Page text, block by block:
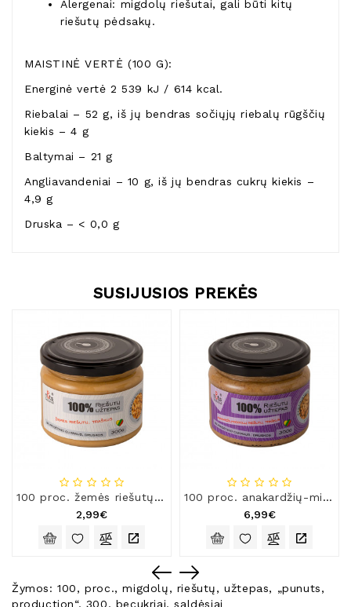
Alergenai: migdolų riešutai, gali būti kitų
riešutų pėdsakų.
MAISTINĖ VERTĖ (100 G):
Energinė vertė 2 539 kJ / 614 kcal.
Riebalai – 52 g, iš jų bendras sočiųjų riebalų rūgščių
kiekis – 4 g
Baltymai – 21 g
Angliavandeniai – 10 g, iš jų bendras cukrų kiekis –
4,9 g
Druska – < 0,0 g
SUSIJUSIOS PREKĖS
100 proc. žemės riešutų užtepas „Punuts production“, 300 g
2,99€
100 proc. anakardžių-migdolų riešutų užtepas „Punuts production“, 300 g
6,99€
Žymos:100,proc.,migdolų, riešutų,užtepas, „punuts,
production“, 300, becukriai,saldėsiai